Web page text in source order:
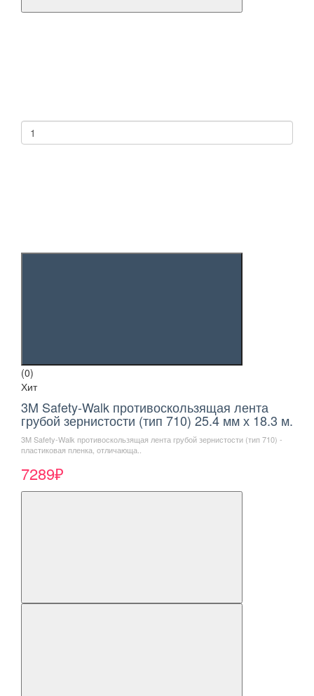
(0)
Хит
3M Safety-Walk противоскользящая лента
грубой зернистости (тип 710) 25.4 мм х 18.3 м.
3M Safety-Walk противоскользящая лента грубой зернистости (тип 710) -
пластиковая пленка, отличающа..
7289₽